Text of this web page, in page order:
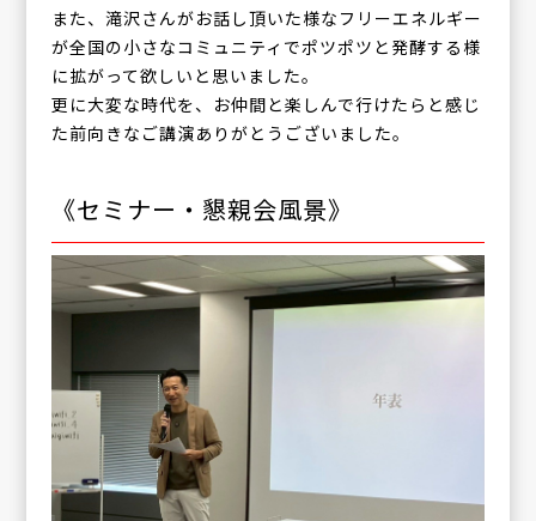
また、滝沢さんがお話し頂いた様なフリーエネルギー
が全国の小さなコミュニティでポツポツと発酵する様
に拡がって欲しいと思いました。
更に大変な時代を、お仲間と楽しんで行けたらと感じ
た前向きなご講演ありがとうございました。
《セミナー・懇親会風景》